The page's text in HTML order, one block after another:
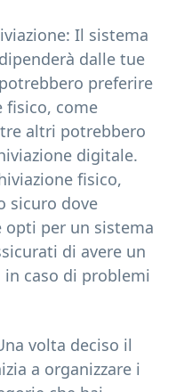
Il sistema
dalle tue
preferire
fisico, come
altri potrebbero
digitale.
fisico,
sicuro dove
opti per un sistema
di avere un
caso di problemi
volta deciso il
a organizzare i